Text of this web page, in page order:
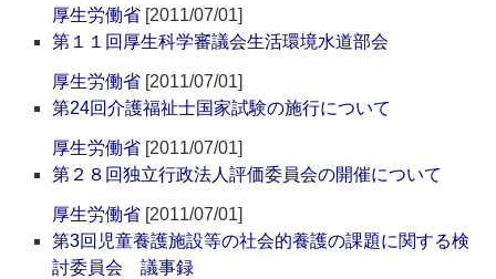
厚生労働省 [2011/07/01]
第１１回厚生科学審議会生活環境水道部会
厚生労働省 [2011/07/01]
第24回介護福祉士国家試験の施行について
厚生労働省 [2011/07/01]
第２８回独立行政法人評価委員会の開催について
厚生労働省 [2011/07/01]
第3回児童養護施設等の社会的養護の課題に関する検
討委員会 議事録